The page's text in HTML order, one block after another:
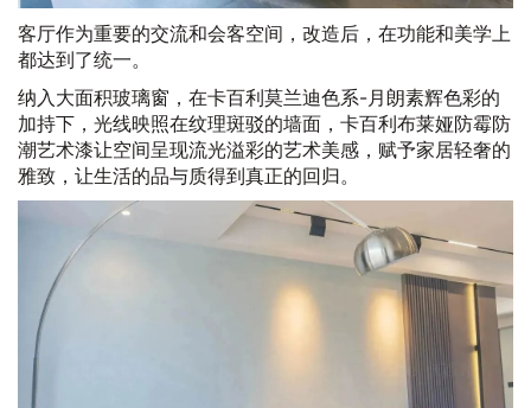
客厅作为重要的交流和会客空间，改造后，在功能和美学上
都达到了统一。
纳入大面积玻璃窗，在卡百利莫兰迪色系-月朗素辉色彩的
加持下，光线映照在纹理斑驳的墙面，卡百利布莱娅防霉防
潮艺术漆让空间呈现流光溢彩的艺术美感，赋予家居轻奢的
雅致，让生活的品与质得到真正的回归。